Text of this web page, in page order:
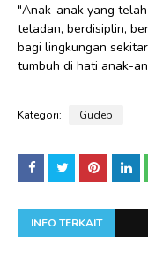
"Anak-anak yang
teladan, berdisiplin,
bagi lingkungan
tumbuh di hati anak-
Kategori: Gudep
INFO TERKAIT